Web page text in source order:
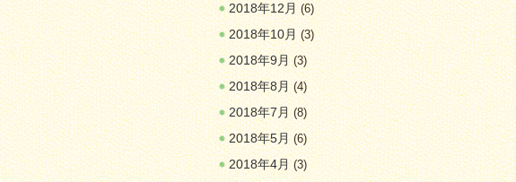
2018年12月(6)
2018年10月(3)
2018年9月(3)
2018年8月(4)
2018年7月(8)
2018年5月(6)
2018年4月(3)